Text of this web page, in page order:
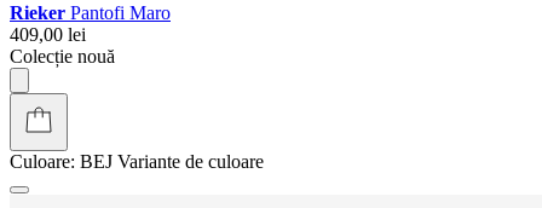
Rieker Pantofi Maro
409,00 lei
Colecție nouă
Culoare: BEJ Variante de culoare